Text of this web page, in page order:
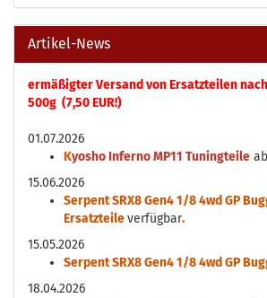
Artikel-News
ermäßigter Versand von Ersatzteilen
500g (7,50 EUR!)
01.07.2026
Kyosho Inferno MP11 Tuningteile
15.06.2026
Serpent SRX8 Gen4 1/8 4wd GP
Ersatzteileverfügbar.
15.05.2026
Serpent SRX8 Gen4 1/8 4wd GP
18.04.2026